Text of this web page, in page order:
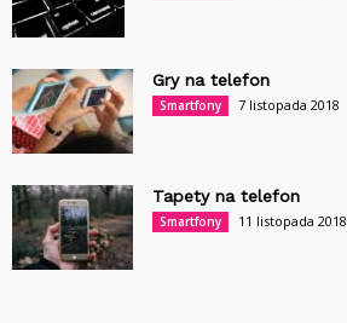
Gry na telefon
Smartfony 7 listopada 2018
Tapety na telefon
Smartfony 11 listopada 2018